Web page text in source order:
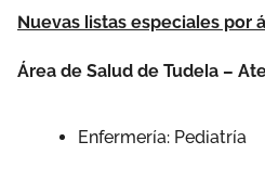
Nuevas listas especiales por
Área de Salud de Tudela –
Enfermería: Pediatría